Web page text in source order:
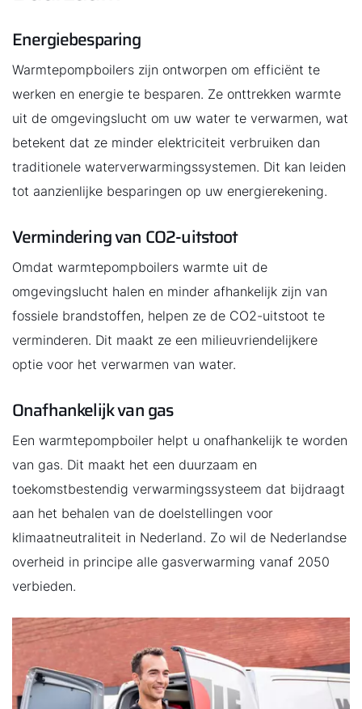
Energiebesparing
Warmtepompboilers zijn ontworpen om efficiënt te
werken en energie te besparen. Ze onttrekken warmte
uit de omgevingslucht om uw water te verwarmen, wat
betekent dat ze minder elektriciteit verbruiken dan
traditionele waterverwarmingssystemen. Dit kan leiden
tot aanzienlijke besparingen op uw energierekening.
Vermindering van CO2-uitstoot
Omdat warmtepompboilers warmte uit de
omgevingslucht halen en minder afhankelijk zijn van
fossiele brandstoffen, helpen ze de CO2-uitstoot te
verminderen. Dit maakt ze een milieuvriendelijkere
optie voor het verwarmen van water.
Onafhankelijk van gas
Een warmtepompboiler helpt u onafhankelijk te worden
van gas. Dit maakt het een duurzaam en
toekomstbestendig verwarmingssysteem dat bijdraagt
aan het behalen van de doelstellingen voor
klimaatneutraliteit in Nederland. Zo wil de Nederlandse
overheid in principe alle gasverwarming vanaf 2050
verbieden.